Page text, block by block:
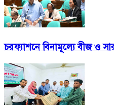
চরফ্যাশনে বিনামূল্যে বীজ ও